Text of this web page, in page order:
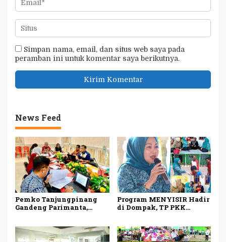
Simpan nama, email, dan situs web saya pada
peramban ini untuk komentar saya berikutnya.
News Feed
Pemko Tanjungpinang
Gandeng Parimanta,
Solar Subsidi
Program MENYISIR Hadir
di Dompak, TP PKK